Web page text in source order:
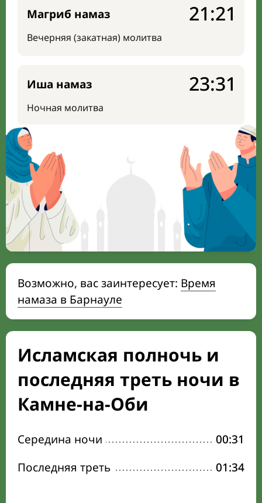
Магриб намаз
Вечерняя (закатная) молитва
21:21
Иша намаз
Ночная молитва
23:31
Возможно, вас заинтересует: Время
намаза в Барнауле
Исламская полночь и
последняя треть ночи в
Камне-на-Оби
Середина ночи
00:31
Последняя треть
01:34